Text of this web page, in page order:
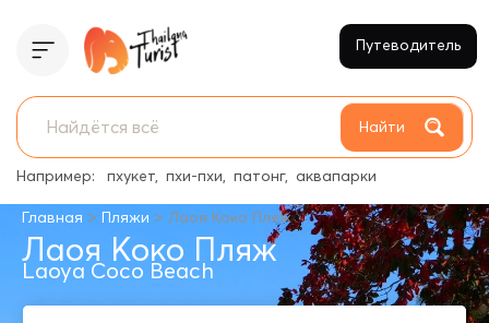
Найти
Например: пхукет пхи-пхи патонг аквапарки
Путеводитель
Главная > Пляжи > Лаоя Коко Пляж
Лаоя Коко Пляж
Laoya Coco Beach